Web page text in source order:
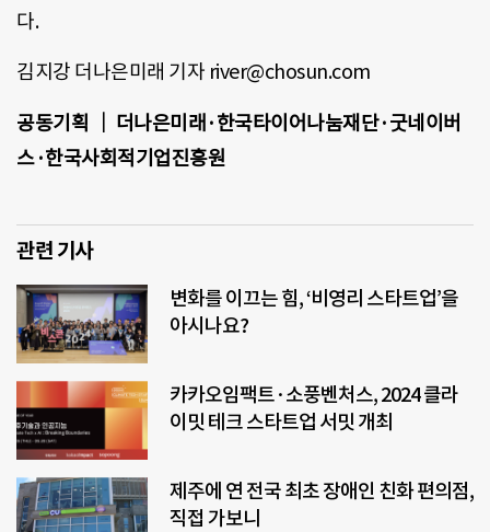
다.
김지강 더나은미래 기자 river@chosun.com
공동기획 ｜ 더나은미래·한국타이어나눔재단·굿네이버
스·한국사회적기업진흥원
관련 기사
변화를 이끄는 힘, ‘비영리 스타트업’을
아시나요?
카카오임팩트·소풍벤처스, 2024 클라
이밋 테크 스타트업 서밋 개최
제주에 연 전국 최초 장애인 친화 편의점,
직접 가보니